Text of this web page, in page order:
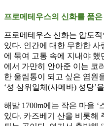
프로메테우스의 신화를 품은
프로메테우스 신화는 압도
있다. 인간에 대한 무한한 사
에 묶여 고통 속에 지내야 했
에서 가만히 안아준 이는 코
한 울림통이 되고 싶은 염원
‘성 삼위일체(사메바) 성당’
해발 1700m에는 작은 마을 ‘
있다. 카즈베기 산을 비롯해